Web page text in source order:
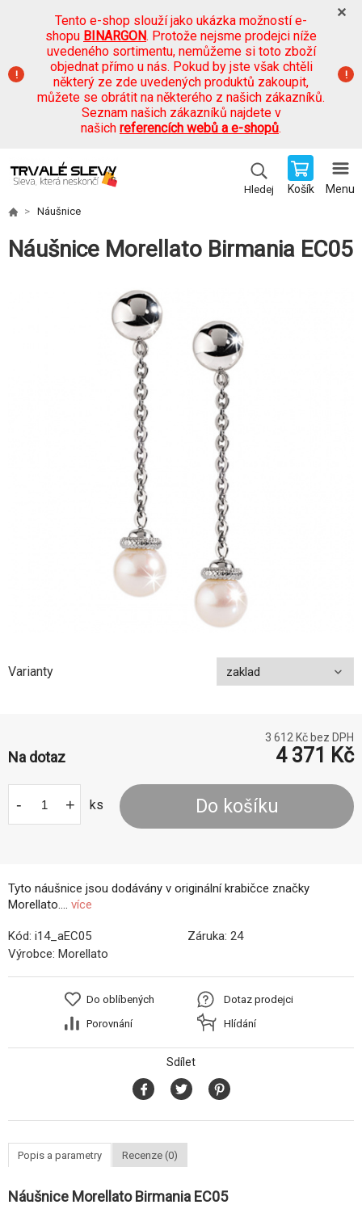
Tento e-shop slouží jako ukázka možností e-
shopu BINARGON. Protože nejsme prodejci níže
uvedeného sortimentu, nemůžeme si toto zboží
objednat přímo u nás. Pokud by jste však chtěli
některý ze zde uvedených produktů zakoupit,
můžete se obrátit na některého z našich zákazníků.
Seznam našich zákazníků najdete v
našich referencích webů a e-shopů.
Hledej Košík Menu
Náušnice
Náušnice Morellato Birmania EC05
Tyto náušnice jsou dodávány v originální krabičce značky
Morellato.... více
Varianty
3 612 Kč bez DPH
Na dotaz 4 371 Kč
- + ks Do košíku
Kód: i14_aEC05 Záruka: 24
Výrobce: Morellato
Do oblíbených
Porovnání
Dotaz prodejci
Hlídání
Sdílet
Popis a parametry Recenze (0)
Náušnice Morellato Birmania EC05